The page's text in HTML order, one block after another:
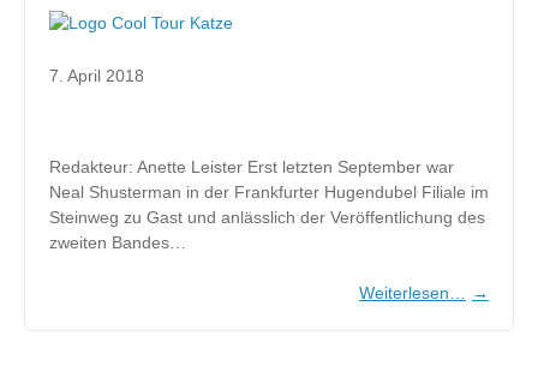
7. April 2018
Redakteur: Anette Leister Erst letzten September war
Neal Shusterman in der Frankfurter Hugendubel Filiale im
Steinweg zu Gast und anlässlich der Veröffentlichung des
zweiten Bandes…
Weiterlesen… →